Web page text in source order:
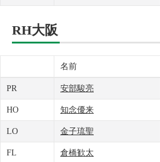
RH大阪
名前
PR 安部駿亮
HO 知念優来
LO 金子琉聖
FL 倉橋歓太